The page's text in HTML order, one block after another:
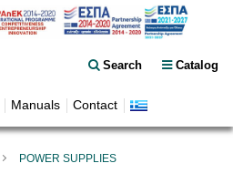
Catalog
Search
Manuals Contact
POWER SUPPLIES